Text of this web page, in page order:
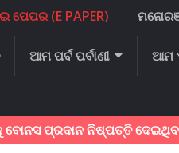
ଇ ପେପର (E PAPER)
ଆମ ପର୍ବ ପର୍ବାଣୀ ଆମ
ନିଷ୍ପତ୍ତି ଦେଇଥିବାରୁ